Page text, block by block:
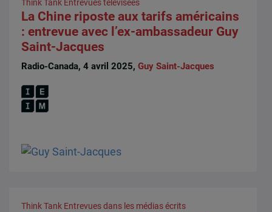
Think Tank Entrevues télévisées
La Chine riposte aux tarifs américains
: entrevue avec l’ex-ambassadeur Guy
Saint-Jacques
Radio-Canada, 4 avril 2025,Guy Saint-Jacques
Think Tank Entrevues dans les médias écrits